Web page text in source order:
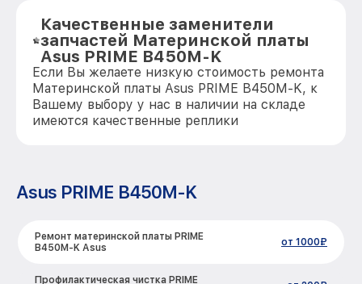
Качественные заменители
запчастей Материнской платы
Asus PRIME B450M-K
Если Вы желаете низкую стоимость ремонта
Материнской платы Asus PRIME B450M-K, к
Вашему выбору у нас в наличии на складе
имеются качественные реплики
Asus PRIME B450M-K
Ремонт материнской платы PRIME
B450M-K Asus
от 1000₽
Профилактическая чистка PRIME